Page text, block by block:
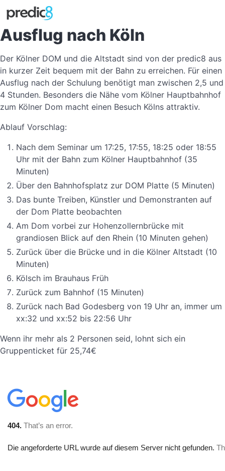
Ausflug nach Köln
Der Kölner DOM und die Altstadt sind von der predic8 aus
in kurzer Zeit bequem mit der Bahn zu erreichen. Für einen
Ausflug nach der Schulung benötigt man zwischen 2,5 und
4 Stunden. Besonders die Nähe vom Kölner Hauptbahnhof
zum Kölner Dom macht einen Besuch Kölns attraktiv.
Ablauf Vorschlag:
Nach dem Seminar um 17:25, 17:55, 18:25 oder 18:55
Uhr mit der Bahn zum Kölner Hauptbahnhof (35
Minuten)
Über den Bahnhofsplatz zur DOM Platte (5 Minuten)
Das bunte Treiben, Künstler und Demonstranten auf
der Dom Platte beobachten
Am Dom vorbei zur Hohenzollernbrücke mit
grandiosen Blick auf den Rhein (10 Minuten gehen)
Zurück über die Brücke und in die Kölner Altstadt (10
Minuten)
Kölsch im Brauhaus Früh
Zurück zum Bahnhof (15 Minuten)
Zurück nach Bad Godesberg von 19 Uhr an, immer um
xx:32 und xx:52 bis 22:56 Uhr
Wenn ihr mehr als 2 Personen seid, lohnt sich ein
Gruppenticket für 25,74€